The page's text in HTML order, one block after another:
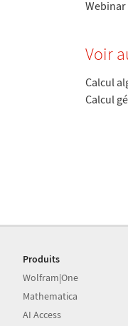
Voir
Calcul
Calcul gé
Produits
Wolfram|One
Mathematica
AI Access